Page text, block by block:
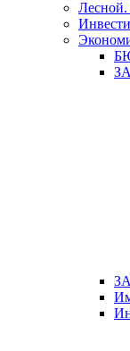
Лесной.